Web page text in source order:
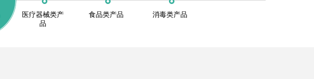
医疗器械类产
品
食品类产品 消毒类产品